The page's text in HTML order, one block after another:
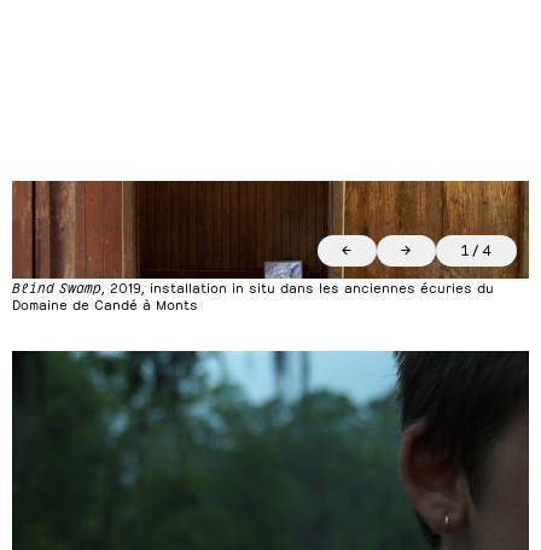
← → 1 /4
Blind Swamp , 2019, installation in situ dans les anciennes écuries du
Domaine de Candé à Monts